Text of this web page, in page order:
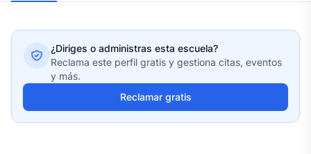
¿Diriges o administras esta escuela?
Reclama este perfil gratis y gestiona citas, eventos
y más.
Reclamar gratis